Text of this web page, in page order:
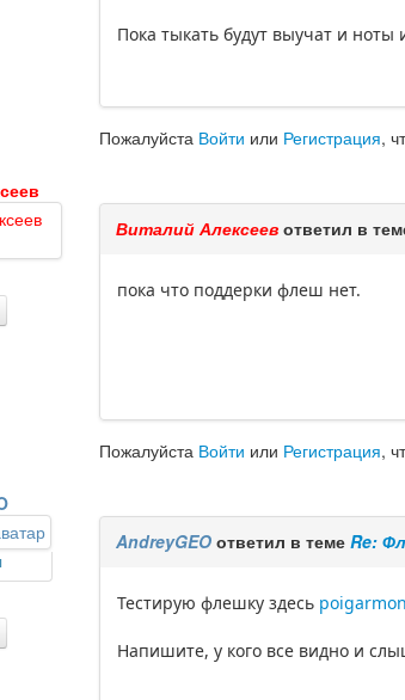
Пока тыкать будут выучат и
Пожалуйста Войти или Регистрация,
Виталий Алексеев ответил в
пока что поддерки флеш нет.
Пожалуйста Войти или Регистрация,
AndreyGEO ответил в темеRe:
Тестирую флешку здесь
Напишите, у кого все видно и